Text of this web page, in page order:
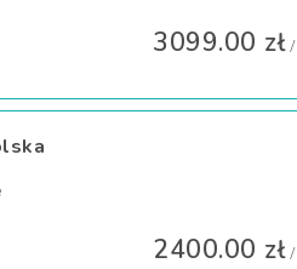
3099.00 zł/
2400.00 zł/